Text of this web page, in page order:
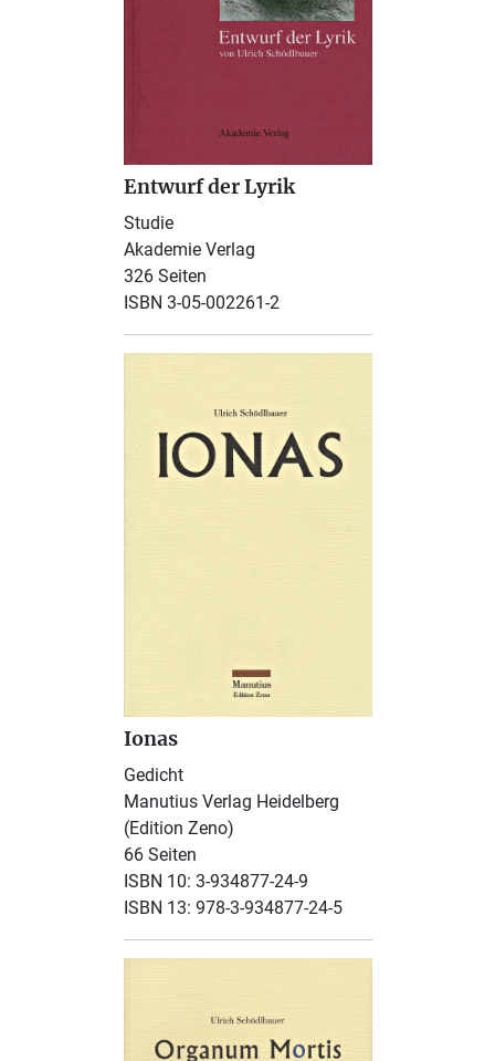
Entwurf der Lyrik
Studie
Akademie Verlag
326 Seiten
ISBN 3-05-002261-2
Ionas
Gedicht
Manutius Verlag Heidelberg
(Edition Zeno)
66 Seiten
ISBN 10: 3-934877-24-9
ISBN 13: 978-3-934877-24-5